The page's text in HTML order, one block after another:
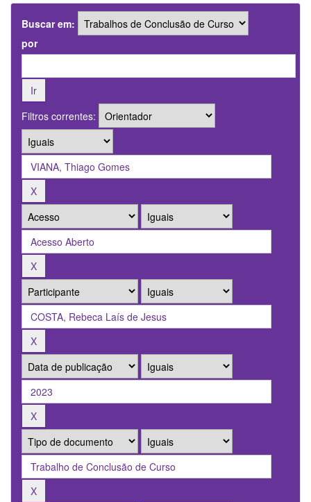
Buscar em:
por
Filtros correntes: